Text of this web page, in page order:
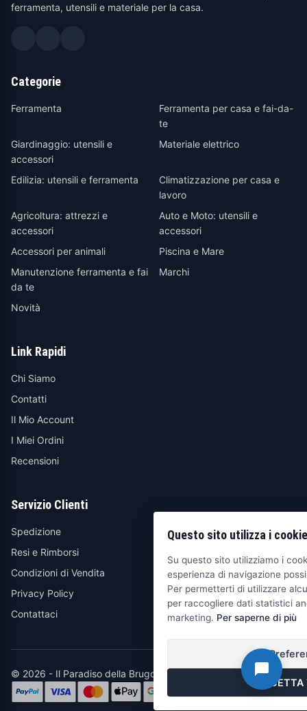
ferramenta, utensili e materiale per la casa.
Categorie
Ferramenta
Ferramenta per casa e fai-da-
te
Giardinaggio: utensili e
accessori
Materiale elettrico
Edilizia: utensili e ferramenta
Climatizzazione per casa e
lavoro
Agricoltura: attrezzi e
accessori
Auto e Moto: utensili e
accessori
Accessori per animali
Piscina e Mare
Manutenzione ferramenta e fai
da te
Marchi
Novità
Link Rapidi
Chi Siamo
Contatti
Il Mio Account
I Miei Ordini
Recensioni
Servizio Clienti
Spedizione
Resi e Rimborsi
Condizioni di Vendita
Privacy Policy
Contattaci
© 2026 - Il Paradiso della Brugola
Questo sito utilizza i cookie
Su questo sito utilizziamo i
esperienza di navigazione
Per permetterti di utilizzare
per raccogliere dati statistici
marketing. Per saperne di più